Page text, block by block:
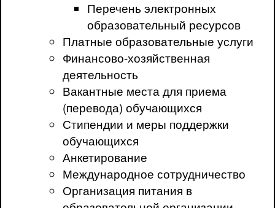
Перечень электронных
образовательный ресурсов
Платные образовательные услуги
Финансово-хозяйственная
деятельность
Вакантные места для приема
(перевода) обучающихся
Стипендии и меры поддержки
обучающихся
Анкетирование
Международное сотрудничество
Организация питания в